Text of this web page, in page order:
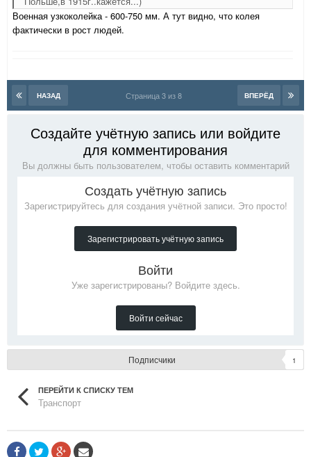
Военная узкоколейка - 600-750 мм. А тут видно, что колея
фактически в рост людей.
НАЗАД ВПЕРЁД
Страница 3 из 8
Создайте учётную запись или войдите
для комментирования
Вы должны быть пользователем, чтобы оставить комментарий
Создать учётную запись
Зарегистрируйтесь для создания учётной записи. Это просто!
Зарегистрировать учётную запись
Войти
Уже зарегистрированы? Войдите здесь.
Войти сейчас
Подписчики 1
ПЕРЕЙТИ К СПИСКУ ТЕМ
Транспорт